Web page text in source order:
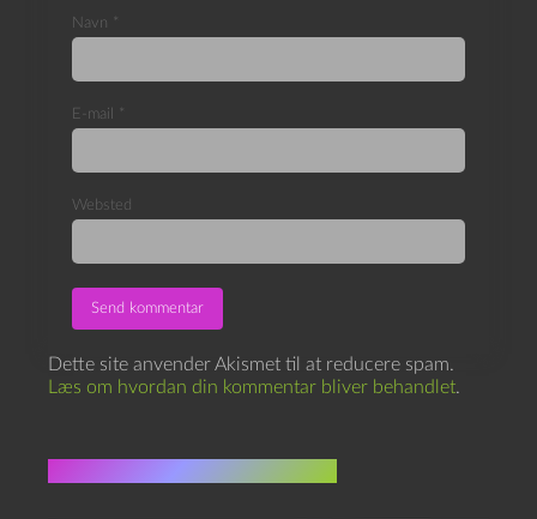
Navn *
E-mail *
Websted
Dette site anvender Akismet til at reducere spam.
Læs om hvordan din kommentar bliver behandlet.